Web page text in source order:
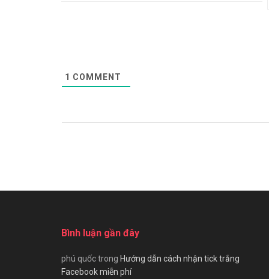
1 COMMENT
Bình luận gần đây
phú quốctrong Hướng dẫn cách nhận tick trắng
Facebook miễn phí